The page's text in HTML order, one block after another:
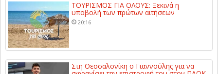
ΤΟΥΡΙΣΜΟΣ ΓΙΑ ΟΛΟΥΣ: Ξεκινά η
υποβολή των πρώτων αιτήσεων
20:16
Στη Θεσσαλονίκη ο Γιαννούλης για να